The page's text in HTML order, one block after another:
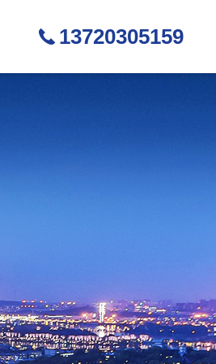
13720305159